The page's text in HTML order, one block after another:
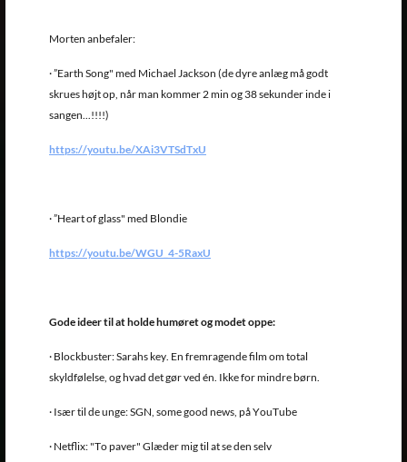
Morten anbefaler:
· ”Earth Song" med Michael Jackson (de dyre anlæg må godt
skrues højt op, når man kommer 2 min og 38 sekunder inde i
sangen...!!!!)
https://youtu.be/XAi3VTSdTxU
· ”Heart of glass" med Blondie
https://youtu.be/WGU_4-5RaxU
Gode ideer til at holde humøret og modet oppe:
· Blockbuster: Sarahs key. En fremragende film om total
skyldfølelse, og hvad det gør ved én. Ikke for mindre børn.
· Især til de unge: SGN, some good news, på YouTube
· Netflix: "To paver" Glæder mig til at se den selv